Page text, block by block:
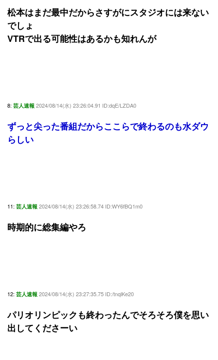
松本はまだ最中だからさすがにスタジオには来ない
でしょ
VTRで出る可能性はあるかも知れんが
8: 芸人速報 2024/08/14(水) 23:26:04.91 ID:dqE/LZDA0
ずっと尖った番組だからここらで終わるのも水ダウ
らしい
11: 芸人速報 2024/08/14(水) 23:26:58.74 ID:WY6fBQ1m0
時期的に総集編やろ
12: 芸人速報 2024/08/14(水) 23:27:35.75 ID:/tnqlKe20
パリオリンピックも終わったんでそろそろ僕を思い
出してくださーい